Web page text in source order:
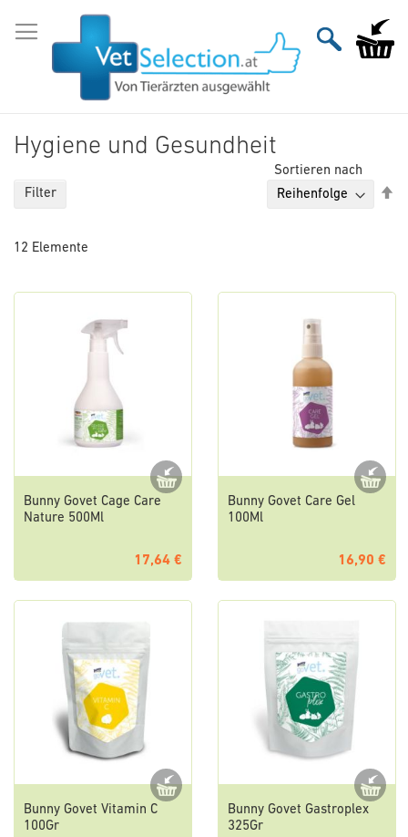
Inhalt
springen
Mein
Hygiene und Gesundheit
12 Elemente
Sortieren nach
Bunny Govet Cage Care
Nature 500Ml
17,64 €
Bunny Govet Care Gel
100Ml
16,90 €
Bunny Govet Vitamin C
100Gr
Bunny Govet Gastroplex
325Gr
Filter